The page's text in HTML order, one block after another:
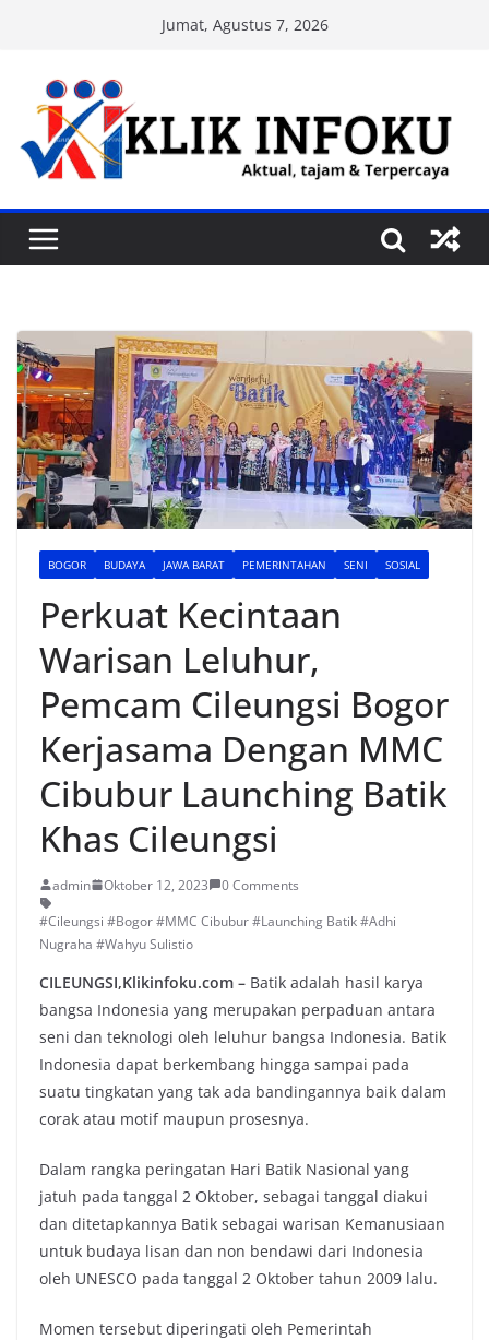
content
Jumat, Agustus 7, 2026
BOGOR BUDAYA JAWA BARAT PEMERINTAHAN SENI SOSIAL
Perkuat Kecintaan
Warisan Leluhur,
Pemcam Cileungsi Bogor
Kerjasama Dengan MMC
Cibubur Launching Batik
Khas Cileungsi
admin Oktober 12, 2023
0 Comments
#Cileungsi #Bogor #MMC Cibubur #Launching Batik #Adhi
Nugraha #Wahyu Sulistio
CILEUNGSI,Klikinfoku.com – Batik adalah hasil karya
bangsa Indonesia yang merupakan perpaduan antara
seni dan teknologi oleh leluhur bangsa Indonesia. Batik
Indonesia dapat berkembang hingga sampai pada
suatu tingkatan yang tak ada bandingannya baik dalam
corak atau motif maupun prosesnya.
Dalam rangka peringatan Hari Batik Nasional yang
jatuh pada tanggal 2 Oktober, sebagai tanggal diakui
dan ditetapkannya Batik sebagai warisan Kemanusiaan
untuk budaya lisan dan non bendawi dari Indonesia
oleh UNESCO pada tanggal 2 Oktober tahun 2009 lalu.
Momen tersebut diperingati oleh Pemerintah